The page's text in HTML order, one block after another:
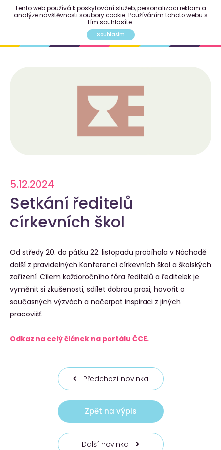
5.12.2024
Setkání ředitelů
církevních škol
Od středy 20. do pátku 22. listopadu probíhala v Náchodě
další z pravidelných Konferencí církevních škol a školských
zařízení. Cílem každoročního fóra ředitelů a ředitelek je
vyměnit si zkušenosti, sdílet dobrou praxi, hovořit o
současných výzvách a načerpat inspiraci z jiných
pracovišť.
Odkaz na celý článek na portálu ČCE.
Předchozí novinka
Zpět na výpis
Další novinka
Tento web používá k poskytování služeb, personalizaci reklam a
analýze návštěvnosti soubory cookie. Používáním tohoto webu s
tím souhlasíte.
Souhlasím